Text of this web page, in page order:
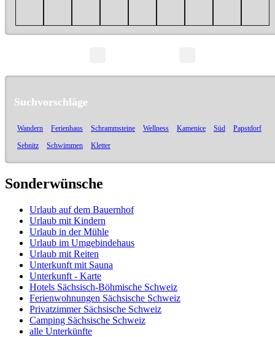
Suchvorschläge
Wandern Ferienhaus Schrammsteine Wellness Kamenice Süd
Papstdorf
Sebnitz
Schwimmen Kletter
Sonderwünsche
Urlaub auf dem Bauernhof
Urlaub mit Kindern
Urlaub in der Mühle
Urlaub im Umgebindehaus
Urlaub mit Reiten
Unterkunft mit Sauna
Unterkunft - Karte
Hotels Sächsisch-Böhmische Schweiz
Ferienwohnungen Sächsische Schweiz
Privatzimmer Sächsische Schweiz
Camping Sächsische Schweiz
alle Unterkünfte